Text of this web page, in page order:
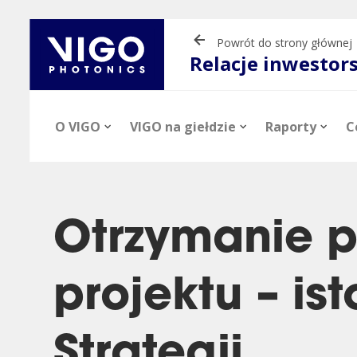
Powrót do strony głównej
Relacje
O VIGO
Aktualności
Profil firmy
VIGO na giełdzie
Informacje o akcjach Notowania
Raporty
Raporty okresowe Raporty
Prezentacje Materiały video
Otrzymanie
projektu –